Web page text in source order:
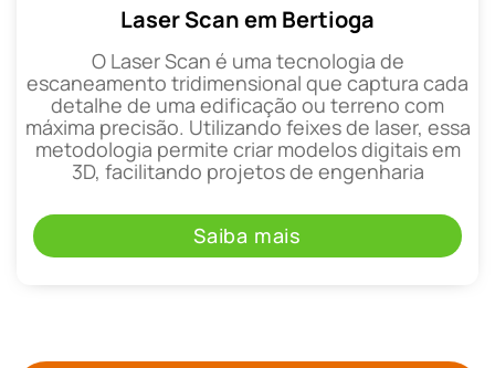
Laser Scan em Bertioga
O Laser Scan é uma tecnologia de
escaneamento tridimensional que captura cada
detalhe de uma edificação ou terreno com
máxima precisão. Utilizando feixes de laser, essa
metodologia permite criar modelos digitais em
3D, facilitando projetos de engenharia
Saiba mais